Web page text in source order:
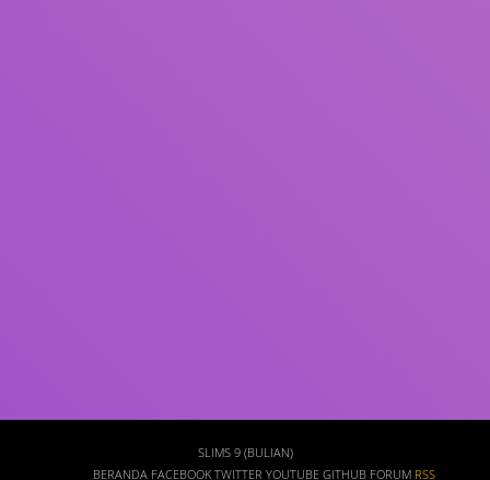
SLIMS 9 (BULIAN)
BERANDA FACEBOOK TWITTER YOUTUBE GITHUB FORUM RSS